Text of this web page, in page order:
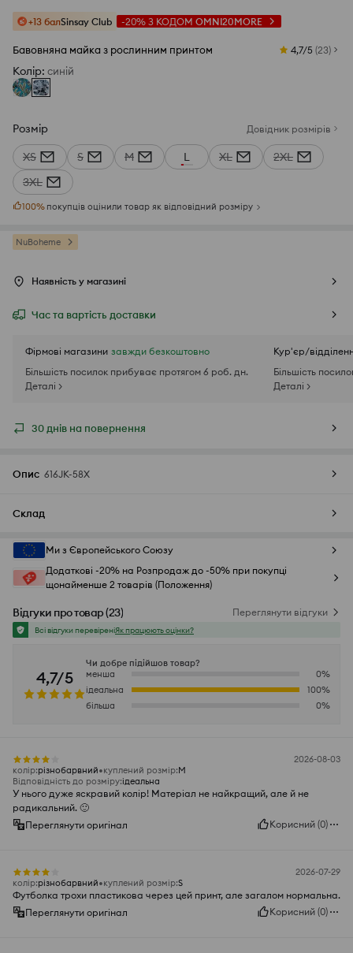
+13 балSinsay Club -20% З КОДОМ OMNI20MORE
Бавовняна майка з рослинним принтом 4,7/5 (23)
Колір: синій
Розмір Довідник розмірів
XS S M L XL
2XL
3XL
100% покупців оцінили товар як відповідний розміру
NuBoheme
Наявність у магазині
Час та вартість доставки
Фірмові магазини завжди безкоштовно
Більшість посилок прибуває протягом 6 роб. дн.
Деталі >
Кур'єр/
Більшість
Деталі >
30 днів на повернення
Опис 616JK-58X
Склад
Ми з Європейського Союзу
Додаткові -20% на Розпродаж до -50% при покупці
щонайменше 2 товарів (Положення)
Відгуки про товар(23) Переглянути відгуки
Всі відгуки перевіреніЯк працюють оцінки?
4,7/5
Чи добре підійшов товар?
менша
0%
ідеальна
100%
більша
0%
2026-08-03
колір:різнобарвний куплений розмір:M
Відповідність до розміру:ідеальна
У нього дуже яскравий колір! Матеріал не найкращий, але й не
радикальний. 🙂
Переглянути оригінал
Корисний (0)
2026-07-29
колір:різнобарвний куплений розмір:S
Футболка трохи пластикова через цей принт, але загалом нормальна.
Переглянути оригінал
Корисний (0)